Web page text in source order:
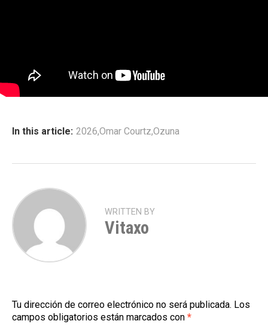
In this article: 2026,Omar Courtz,Ozuna
WRITTEN BY
Vitaxo
Tu dirección de correo electrónico no será publicada. Los
campos obligatorios están marcados con *